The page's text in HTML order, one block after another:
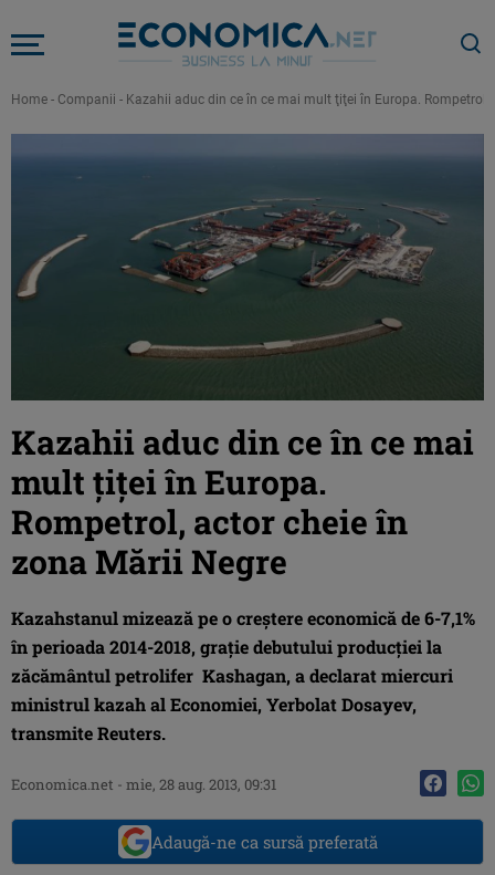
Home - Companii - Kazahii aduc din ce în ce mai mult ţiţei în Europa. Rompetrol,
Kazahii aduc din ce în ce mai
mult ţiţei în Europa.
Rompetrol, actor cheie în
zona Mării Negre
Kazahstanul mizează pe o creştere economică de 6-7,1%
în perioada 2014-2018, graţie debutului producţiei la
zăcământul petrolifer Kashagan, a declarat miercuri
ministrul kazah al Economiei, Yerbolat Dosayev,
transmite Reuters.
Economica.net - mie, 28 aug. 2013, 09:31
Adaugă-ne ca sursă preferată